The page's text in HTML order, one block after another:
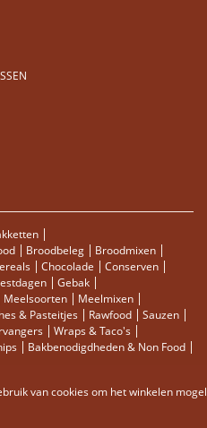
Broodbeleg
Broodmixen
Chocolade
Conserven
Gebak
Meelsoorten
Meelmixen
& Pasteitjes Rawfood
Sauzen
Wraps & Taco's
Bakbenodigdheden & Non Food
van cookies om het winkelen